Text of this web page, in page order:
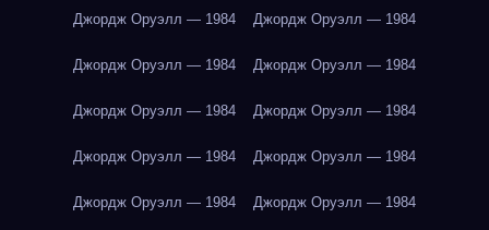
Джордж Оруэлл — 1984 Джордж Оруэлл — 1984
Джордж Оруэлл — 1984 Джордж Оруэлл — 1984
Джордж Оруэлл — 1984 Джордж Оруэлл — 1984
Джордж Оруэлл — 1984 Джордж Оруэлл — 1984
Джордж Оруэлл — 1984 Джордж Оруэлл — 1984